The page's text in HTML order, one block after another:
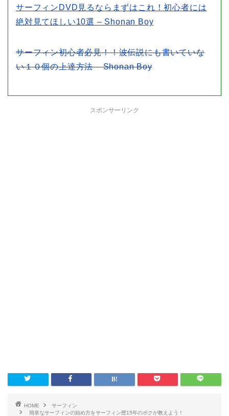
サーフィンDVD見るならまずはこれ！初心者には
絶対見てほしい10選 – Shonan Boy
サーフィン初心者必見！！波伝説にも書いていな
い１０個の上達方法 – Shonan Boy
スポンサーリンク
HOME
サーフィン
簡単なサーフィンの始め方をサーフィン歴15年のボクが教えよう！